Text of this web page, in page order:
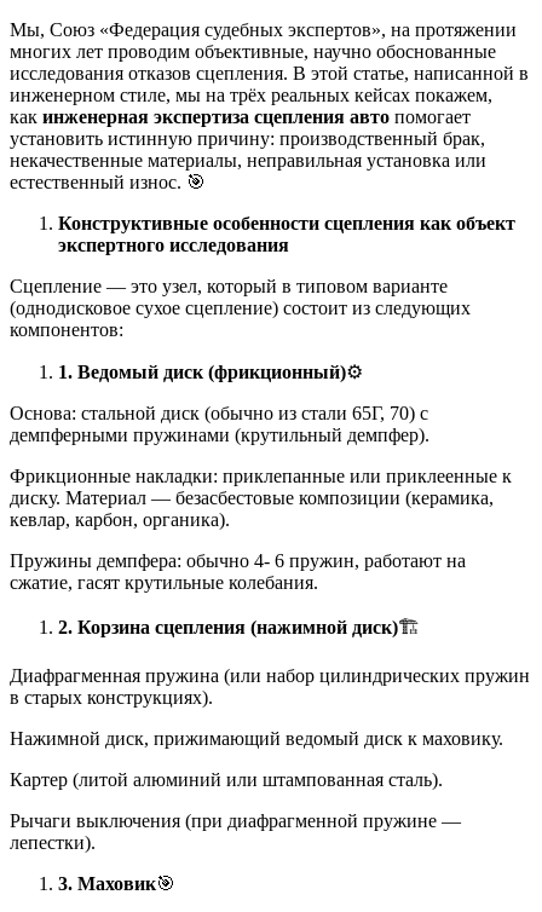
Мы, Союз «Федерация судебных экспертов», на протяжении
многих лет проводим объективные, научно обоснованные
исследования отказов сцепления. В этой статье, написанной в
инженерном стиле, мы на трёх реальных кейсах покажем,
как инженерная экспертиза сцепления авто помогает
установить истинную причину: производственный брак,
некачественные материалы, неправильная установка или
естественный износ. 🎯
Конструктивные особенности сцепления как объект
экспертного исследования
Сцепление — это узел, который в типовом варианте
(однодисковое сухое сцепление) состоит из следующих
компонентов:
1. Ведомый диск (фрикционный)⚙️
Основа: стальной диск (обычно из стали 65Г, 70) с
демпферными пружинами (крутильный демпфер).
Фрикционные накладки: приклепанные или приклеенные к
диску. Материал — безасбестовые композиции (керамика,
кевлар, карбон, органика).
Пружины демпфера: обычно 4- 6 пружин, работают на
сжатие, гасят крутильные колебания.
2. Корзина сцепления (нажимной диск)🏗️
Диафрагменная пружина (или набор цилиндрических пружин
в старых конструкциях).
Нажимной диск, прижимающий ведомый диск к маховику.
Картер (литой алюминий или штампованная сталь).
Рычаги выключения (при диафрагменной пружине —
лепестки).
3. Маховик🎯